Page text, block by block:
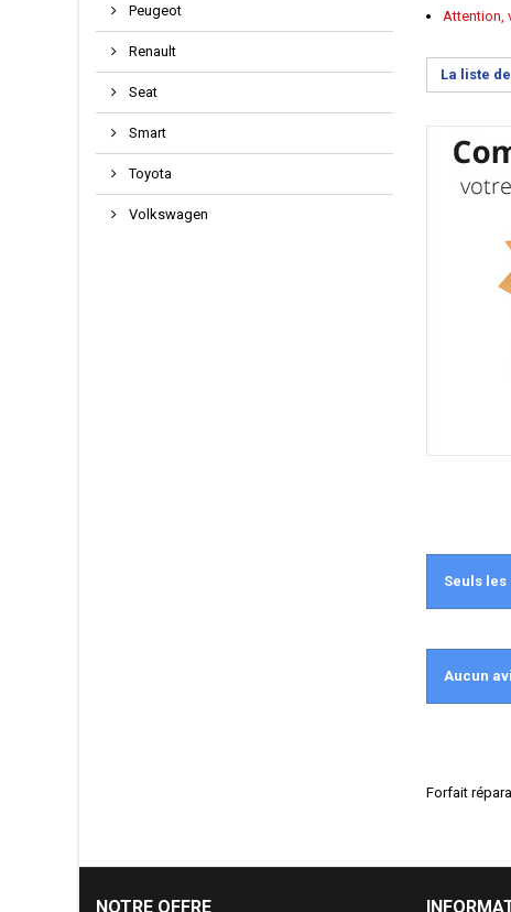
Peugeot
Renault
Seat
Smart
Toyota
Volkswagen
Attention,
La liste
Seuls
Aucun
Forfait
NOTRE OFFRE